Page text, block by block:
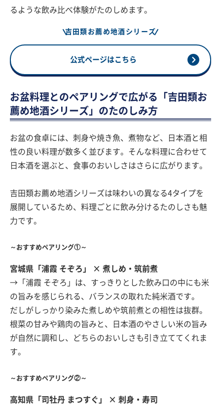
るような飲み比べ体験がたのしめます。
吉田類お薦め地酒シリーズ
公式ページはこちら
お盆料理とのペアリングで広がる「吉田類お
薦め地酒シリーズ」のたのしみ方
お盆の食卓には、刺身や焼き魚、煮物など、日本酒と相
性の良い料理が数多く並びます。そんな料理に合わせて
日本酒を選ぶと、食事のおいしさはさらに広がります。
吉田類お薦め地酒シリーズは味わいの異なる4タイプを
展開しているため、料理ごとに飲み分けるたのしさも魅
力です。
～おすすめペアリング①～
宮城県「浦霞 そぞろ」 × 煮しめ・筑前煮
→「浦霞 そぞろ」は、すっきりとした飲み口の中にも米
の旨みを感じられる、バランスの取れた純米酒です。
だしがしっかり染みた煮しめや筑前煮との相性は抜群。
根菜の甘みや鶏肉の旨みと、日本酒のやさしい米の旨み
が自然に調和し、どちらのおいしさも引き立ててくれま
す。
～おすすめペアリング②～
高知県「司牡丹 まつすぐ」 × 刺身・寿司